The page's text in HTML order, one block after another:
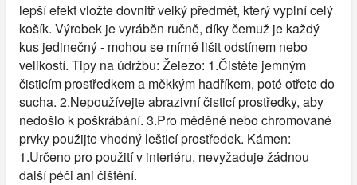
lepší efekt vložte dovnitř velký předmět, který vyplní celý
košík. Výrobek je vyráběn ručně, díky čemuž je každý
kus jedinečný - mohou se mírně lišit odstínem nebo
velikostí. Tipy na údržbu: Železo: 1.Čistěte jemným
čisticím prostředkem a měkkým hadříkem, poté otřete do
sucha. 2.Nepoužívejte abrazivní čisticí prostředky, aby
nedošlo k poškrábání. 3.Pro měděné nebo chromované
prvky použijte vhodný lešticí prostředek. Kámen:
1.Určeno pro použití v interiéru, nevyžaduje žádnou
další péči ani čištění.